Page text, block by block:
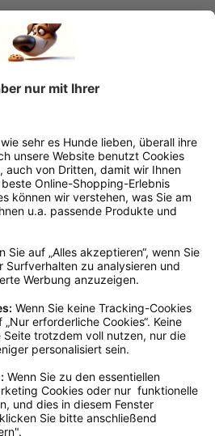
Widerrufsrecht. Die
ungeöffnet und
Bei Verwendung des
wir die
die